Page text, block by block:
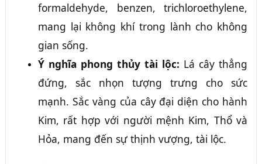
formaldehyde, benzen, trichloroethylene,
mang lại không khí trong lành cho không
gian sống.
Ý nghĩa phong thủy tài lộc: Lá cây thẳng
đứng, sắc nhọn tượng trưng cho sức
mạnh. Sắc vàng của cây đại diện cho hành
Kim, rất hợp với người mệnh Kim, Thổ và
Hỏa, mang đến sự thịnh vượng, tài lộc.